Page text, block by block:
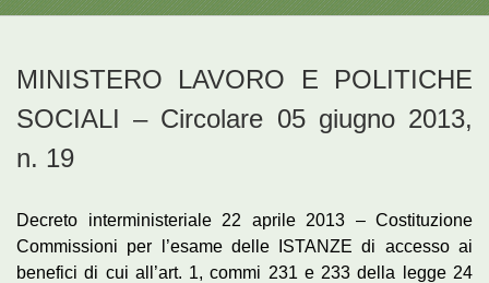
MINISTERO LAVORO E POLITICHE
SOCIALI – Circolare 05 giugno 2013,
n. 19
Decreto interministeriale 22 aprile 2013 – Costituzione
Commissioni per l’esame delle ISTANZE di accesso ai
benefici di cui all’art. 1, commi 231 e 233 della legge 24